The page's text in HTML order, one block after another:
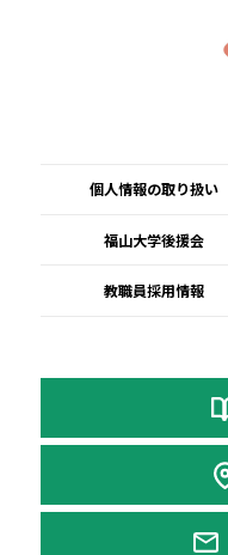
個人情報の取り扱い
福山大学後援会
教職員採用情報